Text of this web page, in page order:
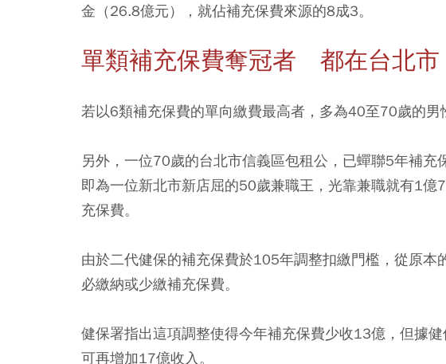
金（26.8億元），就佔補充保費來源的8成3。
單類補充保費奪冠者 都在台北市
若以6類補充保費的單向繳費最高者，多為40至70歲的男
另外，一位70歲的台北市信義區包租公，已蟬聯5年補充
即為一位新北市新店屈的50歲兼職王，光靠兼職就有1
充保費。
由於二代健保的補充保費於105年調整扣繳門檻，從原
必繳納或少繳補充保費。
健保署指出這項調整使得今年補充保費少收13億，但據
可再增加17億收入。